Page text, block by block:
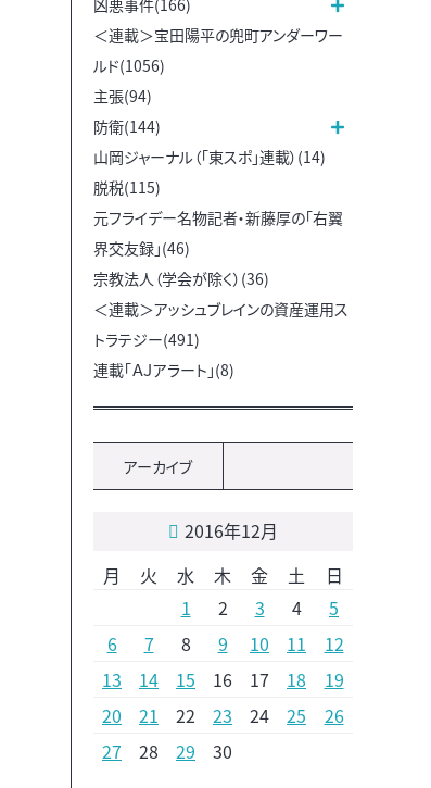
＜連載＞宝田陽平の兜町アンダーワー
ルド(1056)
主張(94)
防衛(144)
山岡ジャーナル（「東スポ」連載）(14)
脱税(115)
元フライデー名物記者・新藤厚の「右翼
界交友録」(46)
宗教法人（学会が除く）(36)
＜連載＞アッシュブレインの資産運用ス
トラテジー(491)
連載「ＡＪアラート」(8)
アーカイブ
2016年12月
月
火 水 木 金 土
日
1
2 3 4
5
6
7 8 9 10 11
12
13
14 15 16 17 18
19
20
21 22 23 24 25
26
27
28 29
30